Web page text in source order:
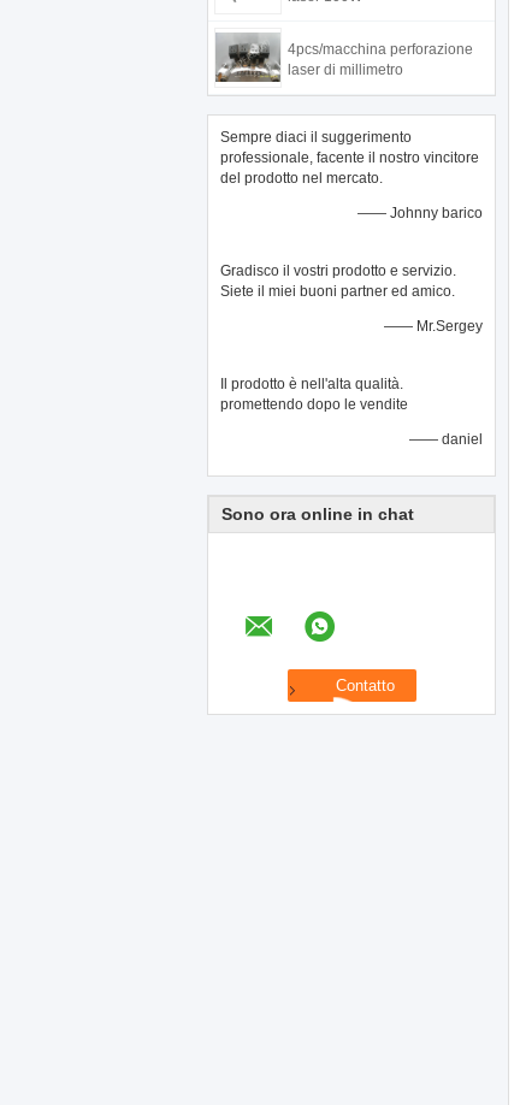
4pcs/macchina perforazione
laser di millimetro
Sempre diaci il suggerimento
professionale, facente il nostro vincitore
del prodotto nel mercato.
—— Johnny barico
Gradisco il vostri prodotto e servizio.
Siete il miei buoni partner ed amico.
—— Mr.Sergey
Il prodotto è nell'alta qualità.
promettendo dopo le vendite
—— daniel
Sono ora online in chat